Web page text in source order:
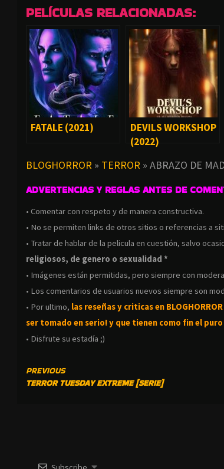
PELÍCULAS RELACIONADAS:
FATALE (2021)
DEVILS WORKSHOP
(2022)
BLOGHORROR » TERROR » ABRAZO DE
ADVERTENCIAS Y REGLAS ANTES DE
• Comentar con respeto y de manera constructiva.
• No se permiten links de otros sitios o referencias a
• Tratar de hablar de la pelicula en cuestión, salvo
religiosos, de genero o sexualidad *
• Imágenes están permitidas, pero siempre con
• Los comentarios de usuarios nuevos siempre son
• Por ultimo, las reseñas y criticas en
ser tomado en serio! y que tienen como fin el
• Disfrute su estadía ;)
CONTINUE
READING
PREVIOUS
TERROR TUESDAY EXTREME [SERIE]